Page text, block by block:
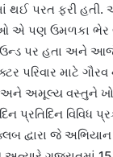
થઈ પરત ફરી હતી.
એ પણ ઉમળકા ભેર
પર હતા અને
પરિવાર માટે
અને અમૂલ્ય વસ્તુને
વિવિધ
દ્વારા જે